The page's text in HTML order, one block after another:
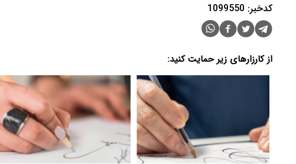
کدخبر: 1099550
از کارزارهای زیر حمایت کنید: